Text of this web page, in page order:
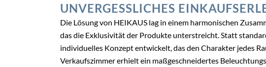
UNVERGESSLICHES
Die Lösung von HEIKAUS lag in einem harmonischen
das die Exklusivität der Produkte unterstreicht. Statt
individuelles Konzept entwickelt, das den Charakter jedes
Verkaufszimmer erhielt ein maßgeschneidertes